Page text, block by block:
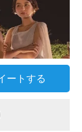
ートする